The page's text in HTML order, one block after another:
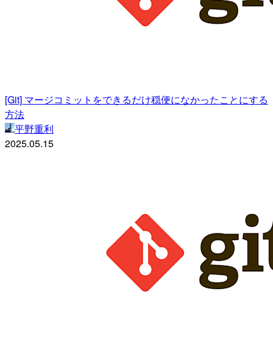
[Git] マージコミットをできるだけ穏便になかったことにする
方法
平野重利
2025.05.15